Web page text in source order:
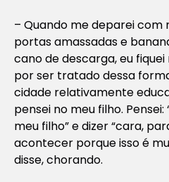
– Quando me deparei com
portas amassadas e
cano de descarga, eu
por ser tratado dessa
cidade relativamente
pensei no meu filho. Pensei:
meu filho” e dizer “cara,
acontecer porque isso é
disse, chorando.